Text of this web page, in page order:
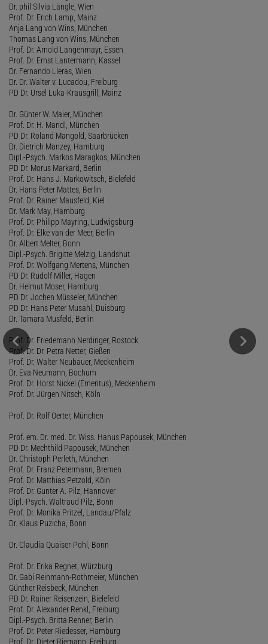
Dr. phil Silvia Längle, Wien
Prof. Dr. Erich Lamp, Mainz
Anja Lang von Wins, München
Thomas Lang von Wins, München
Prof. Dr. Arnold Langenmayr, Essen
Prof. Dr. Ernst Lantermann, Kassel
Dr. Fernando Lleras, Wien
Dr. Dr. Walter v. Lucadou, Freiburg
PD Dr. Ursel Luka-Krausgrill, Mainz
Dr. Günter W. Maier, München
Prof. Dr. H. Mandl, München
PD Dr. Roland Mangold, Saarbrücken
Dr. Dietrich Manzey, Hamburg
Dipl.-Psych. Markos Maragkos, München
PD Dr. Morus Markard, Berlin
Prof. Dr. Hans J. Markowitsch, Bielefeld
Dr. Hans Peter Mattes, Berlin
Prof. Dr. Rainer Mausfeld, Kiel
Dr. Mark May, Hamburg
Prof. Dr. Philipp Mayring, Ludwigsburg
Prof. Dr. Elke van der Meer, Berlin
Dr. Albert Melter, Bonn
Dipl.-Psych. Brigitte Melzig, Landshut
Prof. Dr. Wolfgang Mertens, München
PD Dr. Rudolf Miller, Hagen
Dr. Helmut Moser, Hamburg
PD Dr. Jochen Müsseler, München
PD Dr. Hans Peter Musahl, Duisburg
Dr. Tamara Musfeld, Berlin
Prof. Dr. Friedemann Nerdinger, Rostock
Prof. Dr. Dr. Petra Netter, Gießen
Prof. Dr. Walter Neubauer, Meckenheim
Dr. Eva Neumann, Bochum
Prof. Dr. Horst Nickel (Emeritus), Meckenheim
Prof. Dr. Jürgen Nitsch, Köln
Prof. Dr. Rolf Oerter, München
Prof. em. Dr. med. Dr. Wiss. Hanus Papousek, München
PD Dr. Mechthild Papousek, München
Dr. Christoph Perleth, München
Prof. Dr. Franz Petermann, Bremen
Prof. Dr. Matthias Petzold, Köln
Prof. Dr. Gunter A. Pilz, Hannover
Dipl.-Psych. Waltraud Pilz, Bonn
Prof. Dr. Monika Pritzel, Landau/Pfalz
Dr. Klaus Puzicha, Bonn
Dr. Claudia Quaiser-Pohl, Bonn
Prof. Dr. Erika Regnet, Würzburg
Dr. Gabi Reinmann-Rothmeier, München
Günther Reisbeck, München
PD Dr. Rainer Reisenzein, Bielefeld
Prof. Dr. Alexander Renkl, Freiburg
Dipl.-Psych. Britta Renner, Berlin
Prof. Dr. Peter Riedesser, Hamburg
Prof. Dr. Dieter Riemann, Freiburg